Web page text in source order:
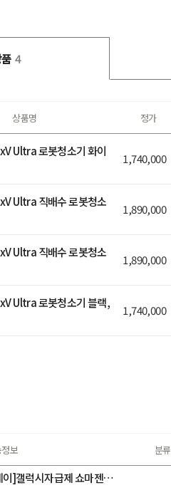
4
상품명 정가
Ultra 로봇청소기 화이
1,740,000
Ultra 직배수 로봇청소
1,890,000
Ultra 직배수 로봇청소
1,890,000
Ultra 로봇청소기 블랙,
1,740,000
보 분류
📱[디지털어워즈X멤버십데이]갤럭시자급제 쇼마젠시 역대급 추가적립 라이브